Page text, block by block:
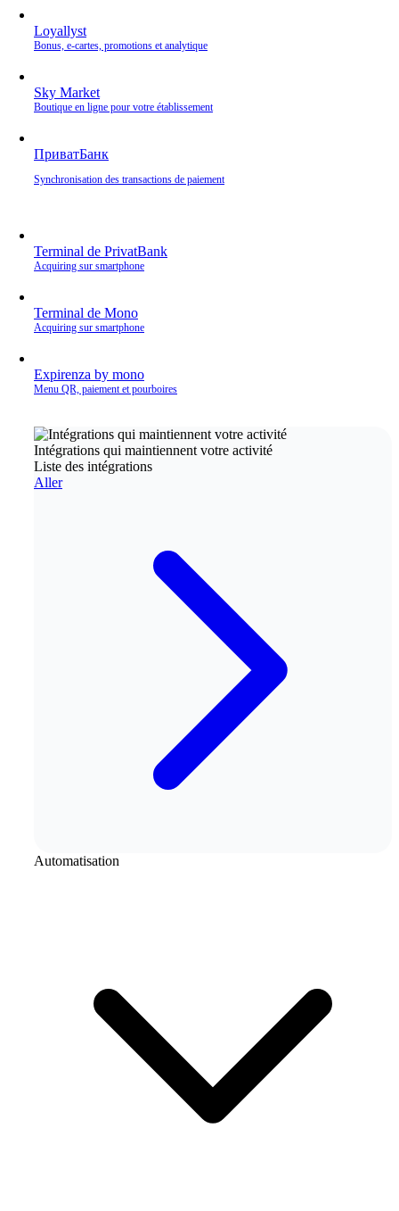
Loyallyst
Bonus, e‑cartes, promotions et analytique
Sky Market
Boutique en ligne pour votre établissement
ПриватБанк
Synchronisation des transactions de paiement
Terminal de PrivatBank
Acquiring sur smartphone
Terminal de Mono
Acquiring sur smartphone
Expirenza by mono
Menu QR, paiement et pourboires
Intégrations qui maintiennent votre activité
Liste des intégrations
Aller
Automatisation